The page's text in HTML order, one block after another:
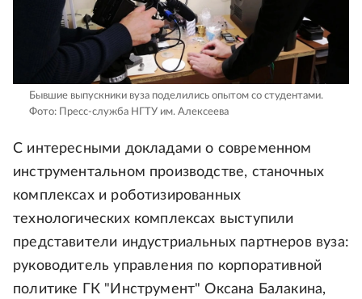
Бывшие выпускники вуза поделились опытом со студентами.
Фото: Пресс-служба НГТУ им. Алексеева
С интересными докладами о современном
инструментальном производстве, станочных
комплексах и роботизированных
технологических комплексах выступили
представители индустриальных партнеров вуза:
руководитель управления по корпоративной
политике ГК "Инструмент" Оксана Балакина,